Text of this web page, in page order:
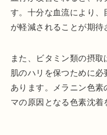
す。十分な血流により、
が軽減されることが期待
また、ビタミン類の摂取
肌のハリを保つために
あります。メラニン色
マの原因となる色素沈着